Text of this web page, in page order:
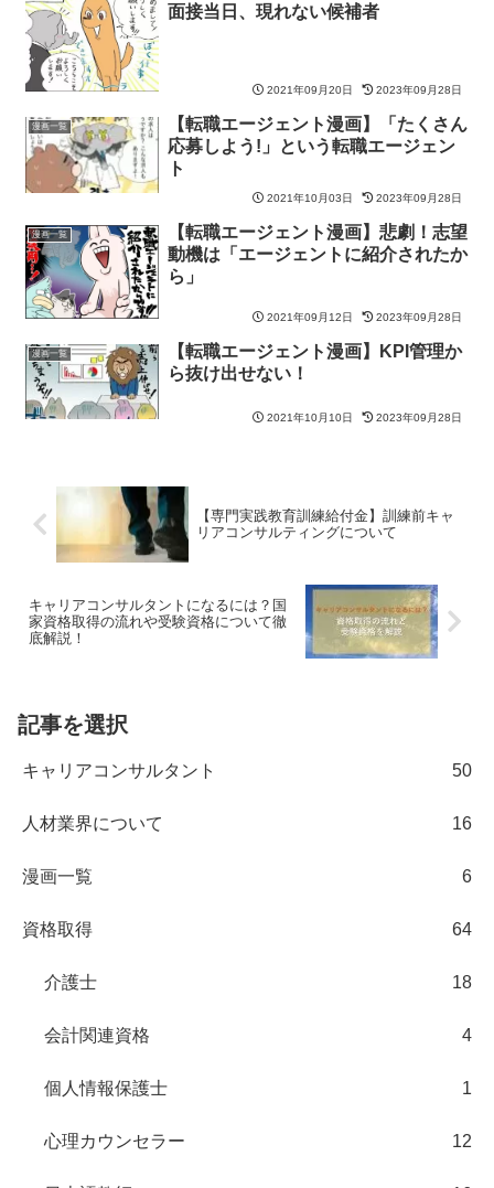
面接当日、現れない候補者
2021年09月20日 2023年09月28日
漫画一覧
【転職エージェント漫画】「たくさん
応募しよう!」という転職エージェン
ト
2021年10月03日 2023年09月28日
漫画一覧
【転職エージェント漫画】悲劇！志望
動機は「エージェントに紹介されたか
ら」
2021年09月12日 2023年09月28日
漫画一覧
【転職エージェント漫画】KPI管理か
ら抜け出せない！
2021年10月10日 2023年09月28日
【専門実践教育訓練給付金】訓練前キャ
リアコンサルティングについて
キャリアコンサルタントになるには？国
家資格取得の流れや受験資格について徹
底解説！
記事を選択
キャリアコンサルタント 50
人材業界について 16
漫画一覧 6
資格取得 64
介護士 18
会計関連資格 4
個人情報保護士 1
心理カウンセラー 12